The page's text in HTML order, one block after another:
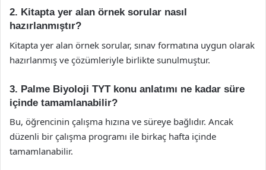
2. Kitapta yer alan örnek sorular nasıl
hazırlanmıştır?
Kitapta yer alan örnek sorular, sınav formatına uygun olarak
hazırlanmış ve çözümleriyle birlikte sunulmuştur.
3. Palme Biyoloji TYT konu anlatımı ne kadar süre
içinde tamamlanabilir?
Bu, öğrencinin çalışma hızına ve süreye bağlıdır. Ancak
düzenli bir çalışma programı ile birkaç hafta içinde
tamamlanabilir.